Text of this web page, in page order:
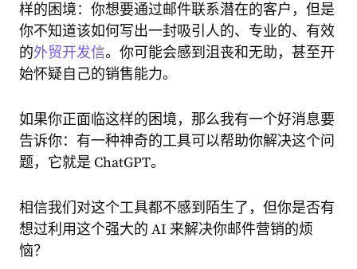
样的困境：你想要通过邮件联系潜在的客户，但是
你不知道该如何写出一封吸引人的、专业的、有效
的外贸开发信。你可能会感到沮丧和无助，甚至开
始怀疑自己的销售能力。
如果你正面临这样的困境，那么我有一个好消息要
告诉你：有一种神奇的工具可以帮助你解决这个问
题，它就是 ChatGPT。
相信我们对这个工具都不感到陌生了，但你是否有
想过利用这个强大的 AI 来解决你邮件营销的烦
恼？